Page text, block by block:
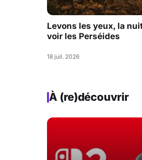
Levons les yeux, la
voir les Perséides
18 juil. 2026
À (re)découvrir